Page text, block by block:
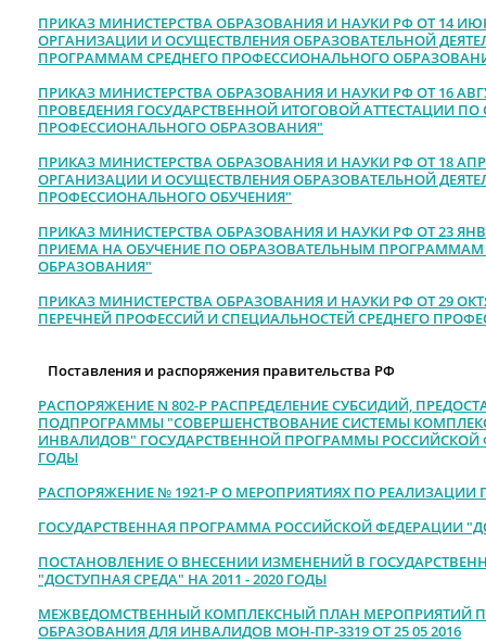
ПРИКАЗ МИНИСТЕРСТВА ОБРАЗОВАНИЯ И НАУКИ РФ ОТ 14
ОРГАНИЗАЦИИ И ОСУЩЕСТВЛЕНИЯ ОБРАЗОВАТЕЛЬНОЙ
ПРОГРАММАМ СРЕДНЕГО ПРОФЕССИОНАЛЬНОГО
ПРИКАЗ МИНИСТЕРСТВА ОБРАЗОВАНИЯ И НАУКИ РФ ОТ 16
ПРОВЕДЕНИЯ ГОСУДАРСТВЕННОЙ ИТОГОВОЙ АТТЕСТАЦИИ
ПРОФЕССИОНАЛЬНОГО ОБРАЗОВАНИЯ"
ПРИКАЗ МИНИСТЕРСТВА ОБРАЗОВАНИЯ И НАУКИ РФ ОТ 18
ОРГАНИЗАЦИИ И ОСУЩЕСТВЛЕНИЯ ОБРАЗОВАТЕЛЬНОЙ
ПРОФЕССИОНАЛЬНОГО ОБУЧЕНИЯ"
ПРИКАЗ МИНИСТЕРСТВА ОБРАЗОВАНИЯ И НАУКИ РФ ОТ 23
ПРИЕМА НА ОБУЧЕНИЕ ПО ОБРАЗОВАТЕЛЬНЫМ
ОБРАЗОВАНИЯ"
ПРИКАЗ МИНИСТЕРСТВА ОБРАЗОВАНИЯ И НАУКИ РФ ОТ 29
ПЕРЕЧНЕЙ ПРОФЕССИЙ И СПЕЦИАЛЬНОСТЕЙ СРЕДНЕГО
Поставления и распоряжения правительства РФ
РАСПОРЯЖЕНИЕ N 802-Р РАСПРЕДЕЛЕНИЕ СУБСИДИЙ,
ПОДПРОГРАММЫ "СОВЕРШЕНСТВОВАНИЕ СИСТЕМЫ
ИНВАЛИДОВ" ГОСУДАРСТВЕННОЙ ПРОГРАММЫ РОССИЙСКОЙ
ГОДЫ
РАСПОРЯЖЕНИЕ № 1921-Р О МЕРОПРИЯТИЯХ ПО
ГОСУДАРСТВЕННАЯ ПРОГРАММА РОССИЙСКОЙ ФЕДЕРАЦИИ
ПОСТАНОВЛЕНИЕ О ВНЕСЕНИИ ИЗМЕНЕНИЙ В
"ДОСТУПНАЯ СРЕДА" НА 2011 - 2020 ГОДЫ
МЕЖВЕДОМСТВЕННЫЙ КОМПЛЕКСНЫЙ ПЛАН МЕРОПРИЯТИЙ
ОБРАЗОВАНИЯ ДЛЯ ИНВАЛИДОВ МОН-ПР-3319 ОТ 25 05 2016